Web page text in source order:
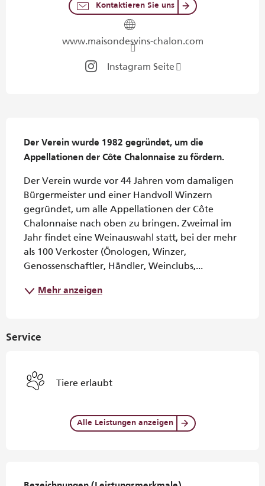
Kontaktieren Sie uns
www.maisondesvins-chalon.com
Instagram Seite
Der Verein wurde 1982 gegründet, um die
Appellationen der Côte Chalonnaise zu fördern.
Der Verein wurde vor 44 Jahren vom damaligen
Bürgermeister und einer Handvoll Winzern
gegründet, um alle Appellationen der Côte
Chalonnaise nach oben zu bringen. Zweimal im
Jahr findet eine Weinauswahl statt, bei der mehr
als 100 Verkoster (Önologen, Winzer,
Genossenschaftler, Händler, Weinclubs,...
Mehr anzeigen
Service
Tiere erlaubt
Alle Leistungen anzeigen